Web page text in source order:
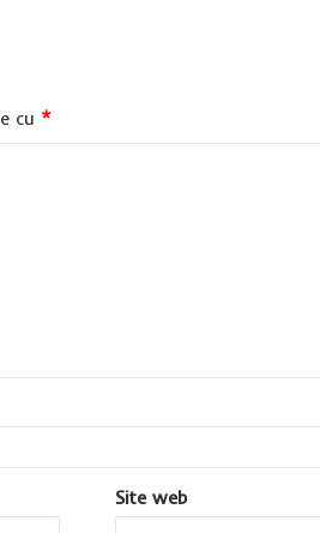
cu *
Site web